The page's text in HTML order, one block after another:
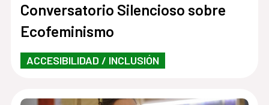
Conversatorio Silencioso sobre
Ecofeminismo
ACCESIBILIDAD / INCLUSIÓN